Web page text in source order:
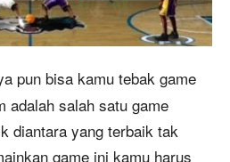
pun bisa kamu tebak game
adalah salah satu game
diantara yang terbaik tak
game ini kamu harus